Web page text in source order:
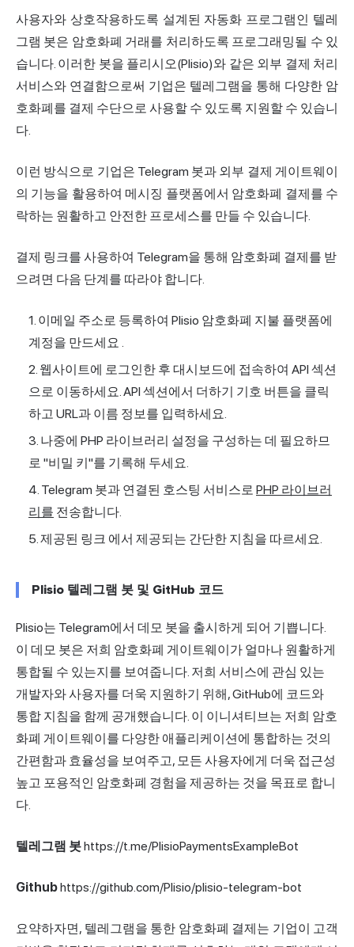
사용자와 상호작용하도록 설계된 자동화 프로그램인 텔레
그램 봇은 암호화폐 거래를 처리하도록 프로그래밍될 수 있
습니다. 이러한 봇을 플리시오(Plisio)와 같은 외부 결제 처리
서비스와 연결함으로써 기업은 텔레그램을 통해 다양한 암
호화폐를 결제 수단으로 사용할 수 있도록 지원할 수 있습니
다.
이런 방식으로 기업은 Telegram 봇과 외부 결제 게이트웨이
의 기능을 활용하여 메시징 플랫폼에서 암호화폐 결제를 수
락하는 원활하고 안전한 프로세스를 만들 수 있습니다.
결제 링크를 사용하여 Telegram을 통해 암호화폐 결제를 받
으려면 다음 단계를 따라야 합니다.
이메일 주소로 등록하여 Plisio 암호화폐 지불 플랫폼에
계정을 만드세요 .
웹사이트에 로그인한 후 대시보드에 접속하여 API 섹션
으로 이동하세요. API 섹션에서 더하기 기호 버튼을 클릭
하고 URL과 이름 정보를 입력하세요.
나중에 PHP 라이브러리 설정을 구성하는 데 필요하므
로 "비밀 키"를 기록해 두세요.
Telegram 봇과 연결된 호스팅 서비스로 PHP 라이브러
리를 전송합니다.
제공된 링크 에서 제공되는 간단한 지침을 따르세요.
Plisio 텔레그램 봇 및 GitHub 코드
Plisio는 Telegram에서 데모 봇을 출시하게 되어 기쁩니다.
이 데모 봇은 저희 암호화폐 게이트웨이가 얼마나 원활하게
통합될 수 있는지를 보여줍니다. 저희 서비스에 관심 있는
개발자와 사용자를 더욱 지원하기 위해, GitHub에 코드와
통합 지침을 함께 공개했습니다. 이 이니셔티브는 저희 암호
화폐 게이트웨이를 다양한 애플리케이션에 통합하는 것의
간편함과 효율성을 보여주고, 모든 사용자에게 더욱 접근성
높고 포용적인 암호화폐 경험을 제공하는 것을 목표로 합니
다.
텔레그램 봇https://t.me/PlisioPaymentsExampleBot
Githubhttps://github.com/Plisio/plisio-telegram-bot
요약하자면, 텔레그램을 통한 암호화폐 결제는 기업이 고객